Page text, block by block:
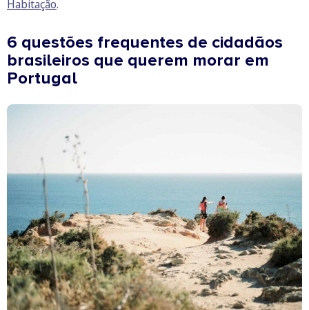
Habitação.
6 questões frequentes de cidadãos
brasileiros que querem morar em
Portugal